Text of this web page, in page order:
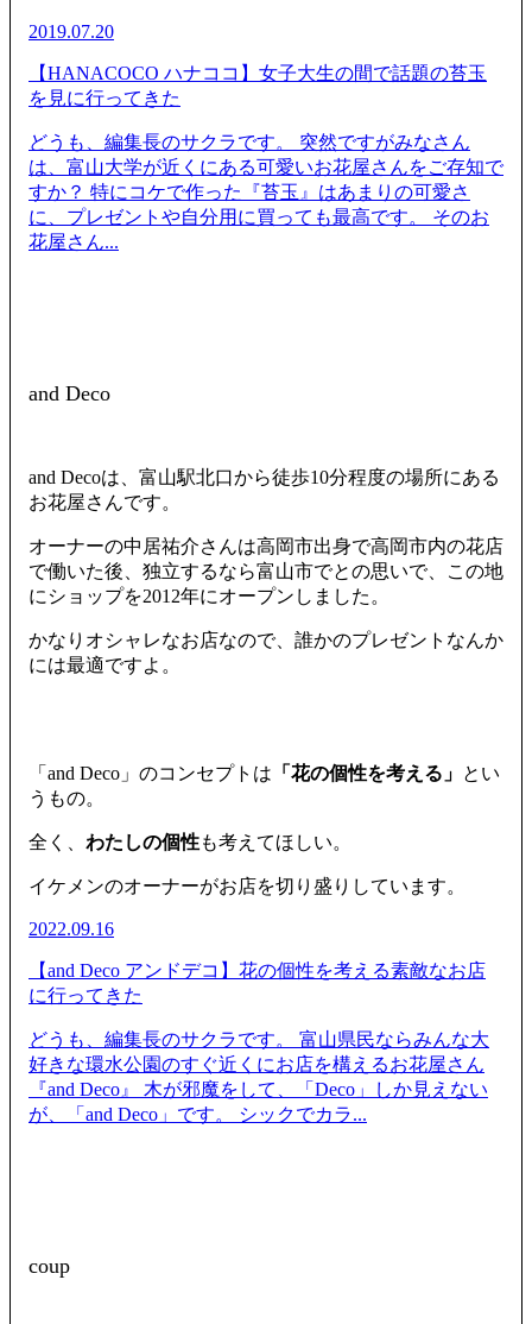
2019.07.20
【HANACOCO ハナココ】女子大生の間で話題の苔玉
を見に行ってきた
どうも、編集長のサクラです。 突然ですがみなさん
は、富山大学が近くにある可愛いお花屋さんをご存知で
すか？ 特にコケで作った『苔玉』はあまりの可愛さ
に、プレゼントや自分用に買っても最高です。 そのお
花屋さん...
and Deco
and Decoは、富山駅北口から徒歩10分程度の場所にある
お花屋さんです。
オーナーの中居祐介さんは高岡市出身で高岡市内の花店
で働いた後、独立するなら富山市でとの思いで、この地
にショップを2012年にオープンしました。
かなりオシャレなお店なので、誰かのプレゼントなんか
には最適ですよ。
「and Deco」のコンセプトは 「花の個性を考える」 とい
うもの。
全く、 わたしの個性も考えてほしい。
イケメンのオーナーがお店を切り盛りしています。
2022.09.16
【and Deco アンドデコ】花の個性を考える素敵なお店
に行ってきた
どうも、編集長のサクラです。 富山県民ならみんな大
好きな環水公園のすぐ近くにお店を構えるお花屋さん
『and Deco』 木が邪魔をして、「Deco」しか見えない
が、「and Deco」です。 シックでカラ...
coup